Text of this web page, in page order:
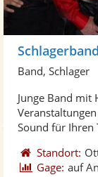
Band, Schlager
Junge Band mit
Sound für Ihren
Standort:
Gage: auf